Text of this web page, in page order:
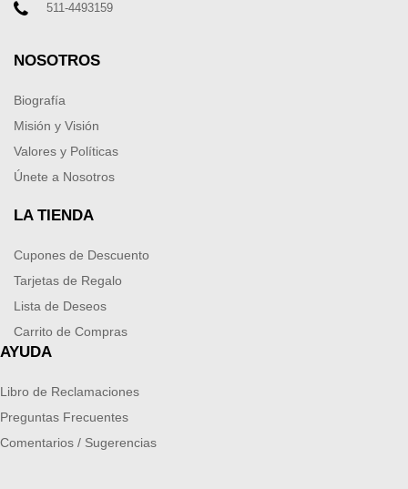
511-4493159
NOSOTROS
Biografía
Misión y Visión
Valores y Políticas
Únete a Nosotros
LA TIENDA
Cupones de Descuento
Tarjetas de Regalo
Lista de Deseos
Carrito de Compras
AYUDA
Libro de Reclamaciones
Preguntas Frecuentes
Comentarios / Sugerencias